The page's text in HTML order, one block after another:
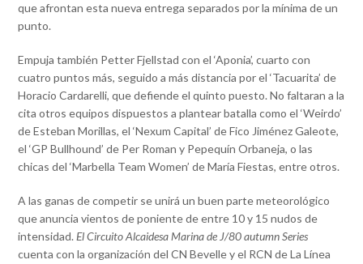
que afrontan esta nueva entrega separados por la mínima de un
punto.
Empuja también Petter Fjellstad con el ‘Aponia’, cuarto con
cuatro puntos más, seguido a más distancia por el ‘Tacuarita’ de
Horacio Cardarelli, que defiende el quinto puesto. No faltaran a la
cita otros equipos dispuestos a plantear batalla como el ‘Weirdo’
de Esteban Morillas, el ‘Nexum Capital’ de Fico Jiménez Galeote,
el ‘GP Bullhound’ de Per Roman y Pepequín Orbaneja, o las
chicas del ‘Marbella Team Women’ de María Fiestas, entre otros.
A las ganas de competir se unirá un buen parte meteorológico
que anuncia vientos de poniente de entre 10 y 15 nudos de
intensidad. El Circuito Alcaidesa Marina de J/80 autumn Series
cuenta con la organización del CN Bevelle y el RCN de La Línea